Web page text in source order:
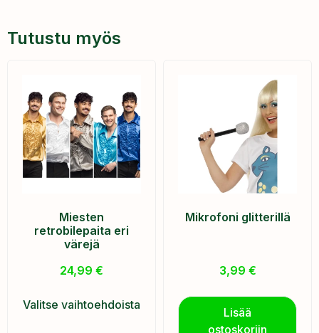
Tutustu myös
Miesten
retrobilepaita eri
värejä
24,99 €
Valitse vaihtoehdoista
Mikrofoni glitterillä
3,99 €
Lisää
ostoskoriin